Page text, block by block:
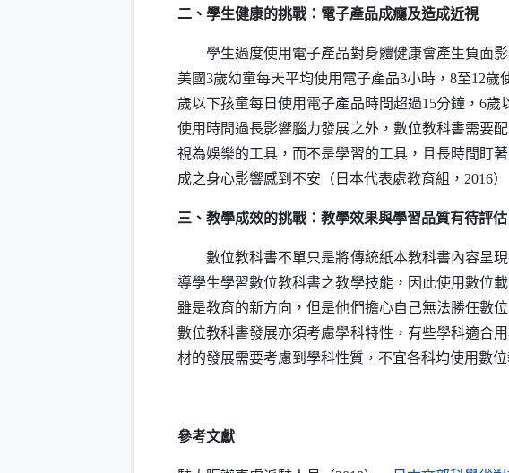
二、學生健康的挑戰：電子產品成癮及造成近視
學生過度使用電子產品對身體健康會產生負面影
美國3歲幼童每天平均使用電子產品3小時，8至12歲
歲以下孩童每日使用電子產品時間超過15分鐘，6
使用時間過長影響腦力發展之外，數位教科書需要
視為娛樂的工具，而不是學習的工具，且長時間盯
成之身心影響感到不安（日本代表處教育組，2016）
三、教學成效的挑戰：教學效果與學習品質有待評估
數位教科書不單只是將傳統紙本教科書內容呈現
導學生學習數位教科書之教學技能，因此使用數位
雖是教育的新方向，但是他們擔心自己無法勝任數
數位教科書發展亦須考慮學科特性，有些學科適合
材的發展需要考慮到學科性質，不宜各科均使用數
參考文獻